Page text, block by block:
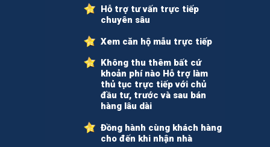
Hỗ trợ tư vấn trực tiếp
chuyên sâu
Xem căn hộ mẫu trực tiếp
Không thu thêm bất cứ
khoản phí nào Hỗ trợ làm
thủ tục trực tiếp với chủ
đầu tư, trước và sau bán
hàng lâu dài
Đồng hành cùng khách hàng
cho đến khi nhận nhà